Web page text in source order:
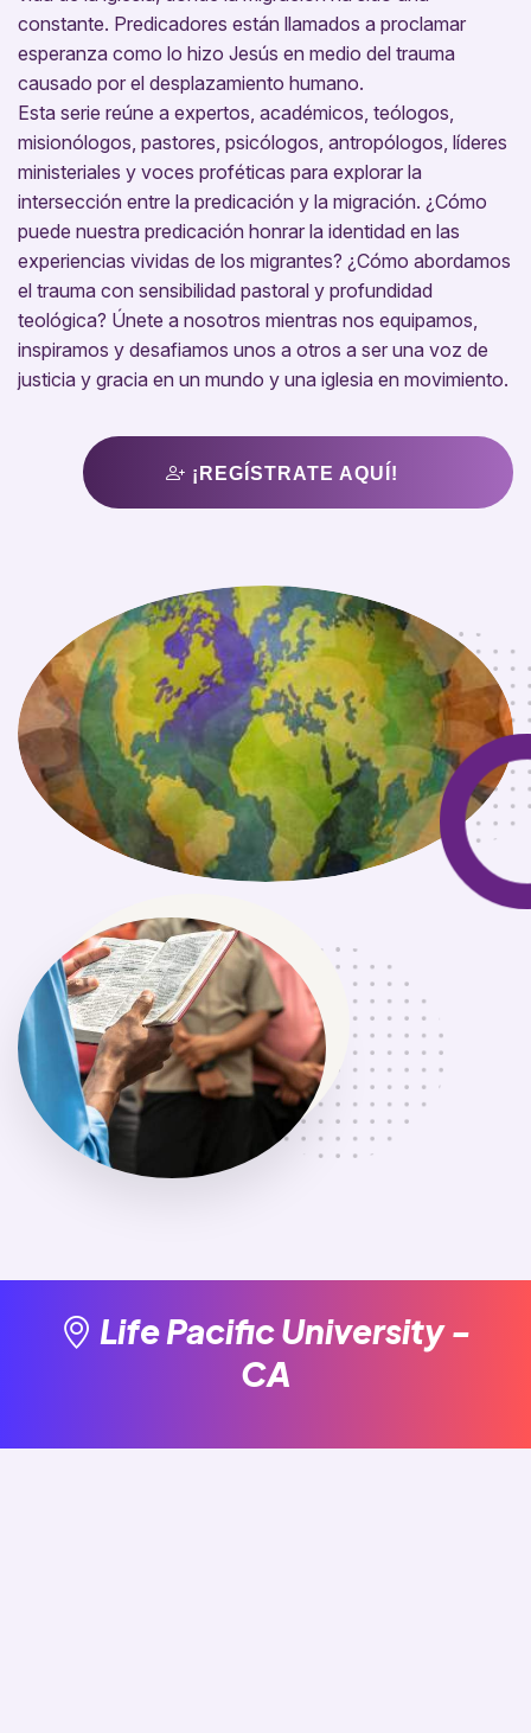
constante. Predicadores están llamados a proclamar
esperanza como lo hizo Jesús en medio del trauma
causado por el desplazamiento humano.
Esta serie reúne a expertos, académicos, teólogos,
misionólogos, pastores, psicólogos, antropólogos, líderes
ministeriales y voces proféticas para explorar la
intersección entre la predicación y la migración. ¿Cómo
puede nuestra predicación honrar la identidad en las
experiencias vividas de los migrantes? ¿Cómo abordamos
el trauma con sensibilidad pastoral y profundidad
teológica? Únete a nosotros mientras nos equipamos,
inspiramos y desafiamos unos a otros a ser una voz de
justicia y gracia en un mundo y una iglesia en movimiento.
¡REGÍSTRATE AQUÍ!
Life Pacific University -
CA